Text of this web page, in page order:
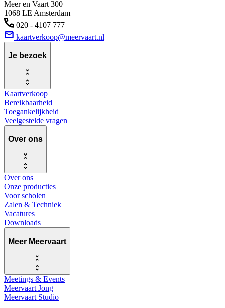
Meer en Vaart 300
1068 LE Amsterdam
020 - 4107 777
kaartverkoop@meervaart.nl
Je bezoek
Kaartverkoop
Bereikbaarheid
Toegankelijkheid
Veelgestelde vragen
Over ons
Over ons
Onze producties
Voor scholen
Zalen & Techniek
Vacatures
Downloads
Meer Meervaart
Meetings & Events
Meervaart Jong
Meervaart Studio